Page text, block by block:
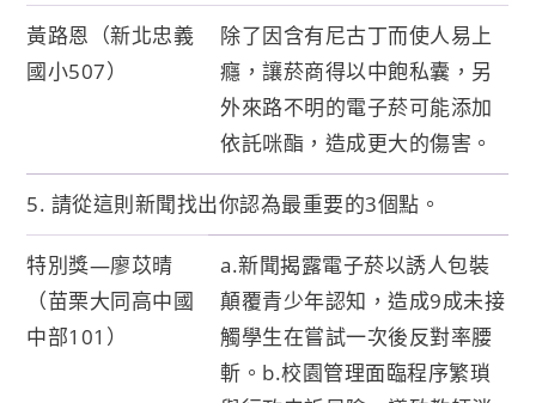
黃路恩（新北忠義
國小507）
除了因含有尼古丁而使人易上
癮，讓菸商得以中飽私囊，另
外來路不明的電子菸可能添加
依託咪酯，造成更大的傷害。
5. 請從這則新聞找出你認為最重要的3個點。
特別獎—廖苡晴
（苗栗大同高中國
中部101）
a.新聞揭露電子菸以誘人包裝
顛覆青少年認知，造成9成未接
觸學生在嘗試一次後反對率腰
斬。b.校園管理面臨程序繁瑣